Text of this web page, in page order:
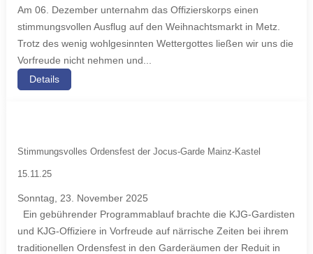
Am 06. Dezember unternahm das Offizierskorps einen
stimmungsvollen Ausflug auf den Weihnachtsmarkt in Metz.
Trotz des wenig wohlgesinnten Wettergottes ließen wir uns die
Vorfreude nicht nehmen und...
Details
Stimmungsvolles Ordensfest der Jocus-Garde Mainz-Kastel
15.11.25
Sonntag, 23. November 2025
Ein gebührender Programmablauf brachte die KJG-Gardisten
und KJG-Offiziere in Vorfreude auf närrische Zeiten bei ihrem
traditionellen Ordensfest in den Garderäumen der Reduit in